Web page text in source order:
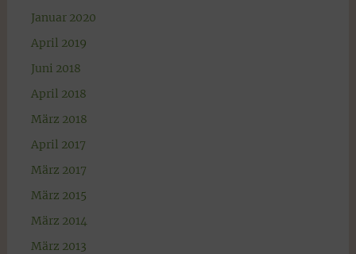
Januar 2020
April 2019
Juni 2018
April 2018
März 2018
April 2017
März 2017
März 2015
März 2014
März 2013